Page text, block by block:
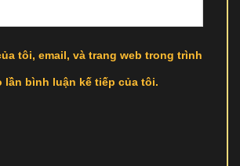
tôi, email, và trang web trong trình
lần bình luận kế tiếp của tôi.